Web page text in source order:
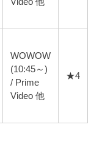
Video 他
WOWOW
(10:45～)
/ Prime
Video 他
★4